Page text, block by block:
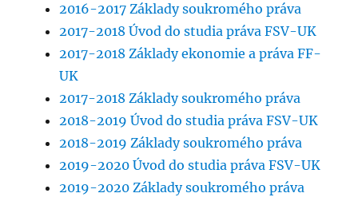
2016-2017 Základy soukromého práva
2017-2018 Úvod do studia práva FSV-UK
2017-2018 Základy ekonomie a práva FF-
UK
2017-2018 Základy soukromého práva
2018-2019 Úvod do studia práva FSV-UK
2018-2019 Základy soukromého práva
2019-2020 Úvod do studia práva FSV-UK
2019-2020 Základy soukromého práva